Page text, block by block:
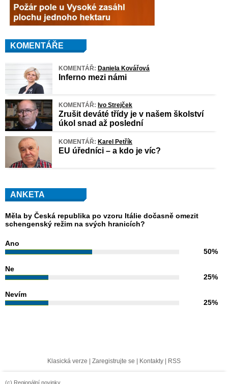
KOMENTÁŘE
KOMENTÁŘ: Daniela Kovářová
Inferno mezi námi
KOMENTÁŘ: Ivo Strejček
Zrušit deváté třídy je v našem školství
úkol snad až poslední
KOMENTÁŘ: Karel Petřík
EU úředníci – a kdo je víc?
ANKETA
Měla by Česká republika po vzoru Itálie dočasně omezit
schengenský režim na svých hranicích?
Ano
50%
Ne
25%
Nevím
25%
Klasická verze | Zaregistrujte se | Kontakty | RSS
(c) Regionální novinky